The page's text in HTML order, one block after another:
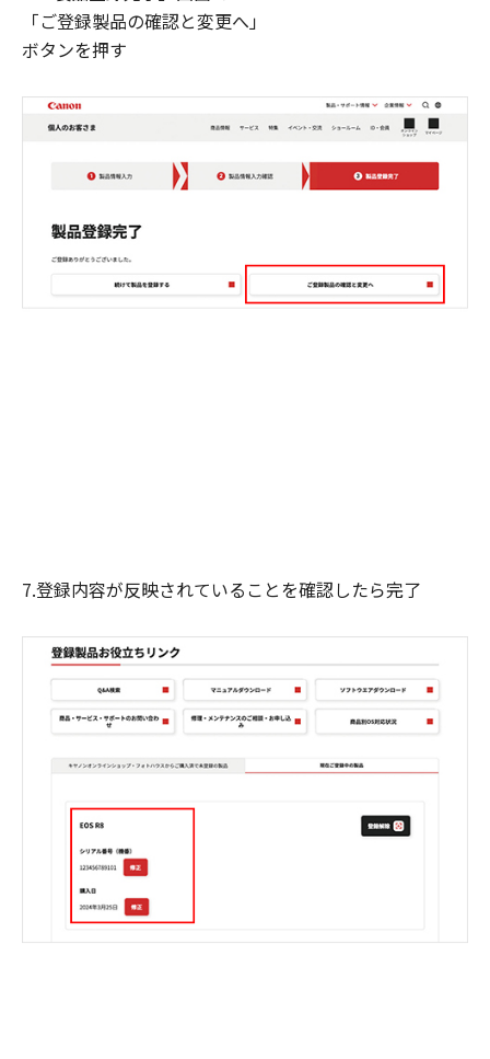
「ご登録製品の確認と変更へ」
ボタンを押す
7.登録内容が反映されていることを確認したら完了